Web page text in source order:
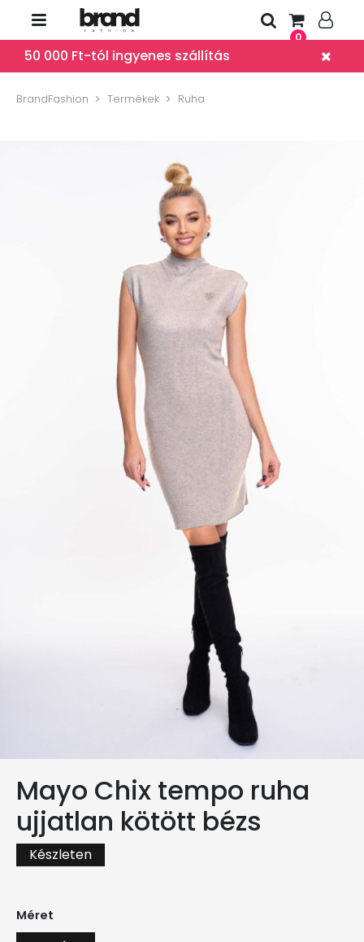
0
50 000 Ft-tól ingyenes szállítás
BrandFashion Termékek Ruha
Mayo Chix tempo ruha
ujjatlan kötött bézs
Készleten
Méret